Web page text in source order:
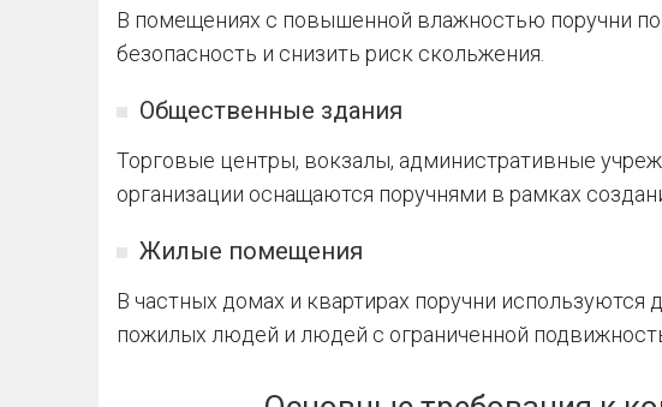
В помещениях с повышенной влажностью поручни
безопасность и снизить риск скольжения.
Общественные здания
Торговые центры, вокзалы, административные
организации оснащаются поручнями в рамках
Жилые помещения
В частных домах и квартирах поручни
пожилых людей и людей с ограниченной